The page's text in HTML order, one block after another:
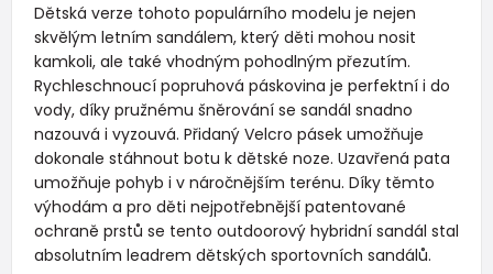
Dětská verze tohoto populárního modelu je nejen
skvělým letním sandálem, který děti mohou nosit
kamkoli, ale také vhodným pohodlným přezutím.
Rychleschnoucí popruhová páskovina je perfektní i do
vody, díky pružnému šněrování se sandál snadno
nazouvá i vyzouvá. Přidaný Velcro pásek umožňuje
dokonale stáhnout botu k dětské noze. Uzavřená pata
umožňuje pohyb i v náročnějším terénu. Díky těmto
výhodám a pro děti nejpotřebnější patentované
ochraně prstů se tento outdoorový hybridní sandál stal
absolutním leadrem dětských sportovních sandálů.